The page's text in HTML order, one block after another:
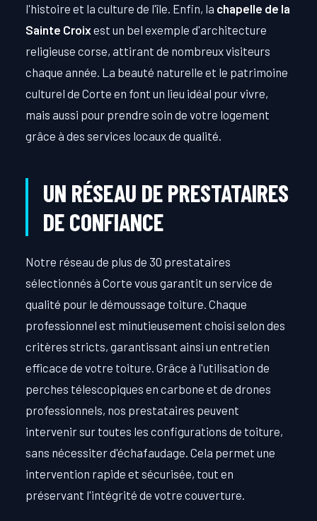
l'histoire et la culture de l'île. Enfin, la chapelle de la
Sainte Croixest un bel exemple d'architecture
religieuse corse, attirant de nombreux visiteurs
chaque année. La beauté naturelle et le patrimoine
culturel de Corte en font un lieu idéal pour vivre,
mais aussi pour prendre soin de votre logement
grâce à des services locaux de qualité.
UN RÉSEAU DE PRESTATAIRES
DE CONFIANCE
Notre réseau de plus de 30 prestataires
sélectionnés à Corte vous garantit un service de
qualité pour le démoussage toiture. Chaque
professionnel est minutieusement choisi selon des
critères stricts, garantissant ainsi un entretien
efficace de votre toiture. Grâce à l'utilisation de
perches télescopiques en carbone et de drones
professionnels, nos prestataires peuvent
intervenir sur toutes les configurations de toiture,
sans nécessiter d'échafaudage. Cela permet une
intervention rapide et sécurisée, tout en
préservant l'intégrité de votre couverture.